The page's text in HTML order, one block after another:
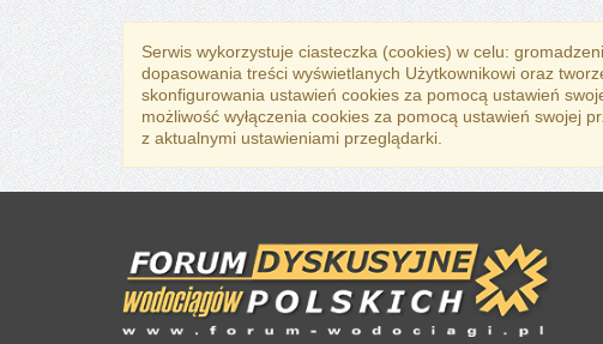
Serwis wykorzystuje ciasteczka (cookies) w celu:
dopasowania treści wyświetlanych Użytkownikowi oraz
skonfigurowania ustawień cookies za pomocą ustawień
możliwość wyłączenia cookies za pomocą ustawień swojej
z aktualnymi ustawieniami przeglądarki.